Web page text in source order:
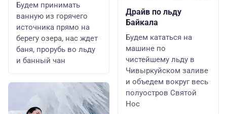
Будем принимать
ванную из горячего
источника прямо на
берегу озера, нас ждет
баня, прорубь во льду
и банный чан
Драйв по льду
Байкала
Будем кататься на
машине по
чистейшему льду в
Чивыркуйском заливе
и объедем вокруг весь
полуостров Святой
Нос